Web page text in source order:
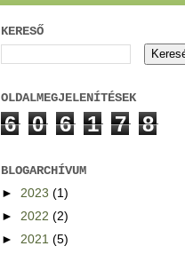
KERESŐ
OLDALMEGJELENÍTÉSEK
6 0 6 1 7 8
BLOGARCHÍVUM
► 2023 (1)
► 2022 (2)
► 2021 (5)